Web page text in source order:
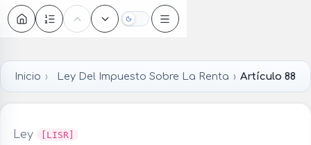
Oscuro
Inicio Ley Del Impuesto Sobre La Renta Artículo 88
Ley [LISR]